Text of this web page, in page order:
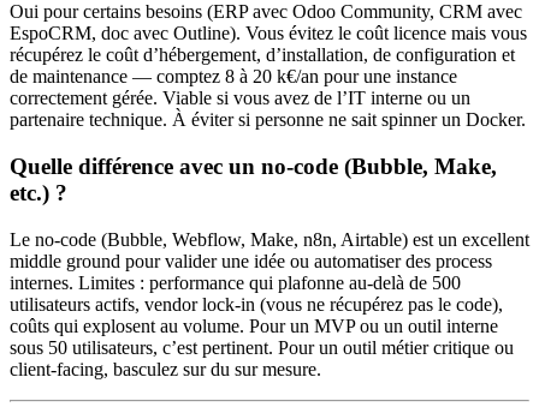
Oui pour certains besoins (ERP avec Odoo Community, CRM avec
EspoCRM, doc avec Outline). Vous évitez le coût licence mais vous
récupérez le coût d’hébergement, d’installation, de configuration et
de maintenance — comptez 8 à 20 k€/an pour une instance
correctement gérée. Viable si vous avez de l’IT interne ou un
partenaire technique. À éviter si personne ne sait spinner un Docker.
Quelle différence avec un no-code (Bubble, Make,
etc.) ?
Le no-code (Bubble, Webflow, Make, n8n, Airtable) est un excellent
middle ground pour valider une idée ou automatiser des process
internes. Limites : performance qui plafonne au-delà de 500
utilisateurs actifs, vendor lock-in (vous ne récupérez pas le code),
coûts qui explosent au volume. Pour un MVP ou un outil interne
sous 50 utilisateurs, c’est pertinent. Pour un outil métier critique ou
client-facing, basculez sur du sur mesure.